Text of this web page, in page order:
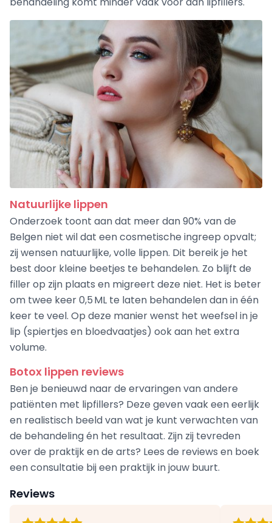
Natuurlijke lippen
Onderzoek toont aan dat meer dan 90% van de
Belgen niet wil dat een cosmetische ingreep opvalt;
zij wensen natuurlijke, volle lippen. Dit bereik je het
best door kleine beetjes te behandelen. Zo blijft de
filler op zijn plaats en migreert deze niet. Het is beter
om twee keer 0,5 ML te laten behandelen dan in één
keer te veel. Op deze manier wenst het weefsel in je
lip (spiertjes en bloedvaatjes) ook aan het extra
volume.
Botox lippen reviews
Ben je benieuwd naar de ervaringen van andere
patiënten met lipfillers? Deze geven vaak een eerlijk
en realistisch beeld van wat je kunt verwachten van
de behandeling én het resultaat. Zijn zij tevreden
over de praktijk en de arts? Lees de reviews en boek
een consultatie bij een praktijk in jouw buurt.
Reviews